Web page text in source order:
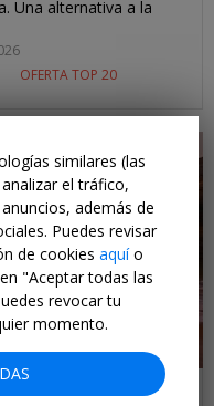
Una alternativa a la
OFERTA TOP 20
para socios
similares (las
el tráfico,
además de
Puedes revisar
de cookies aquío
"Aceptar todas las
revocar tu
momento.